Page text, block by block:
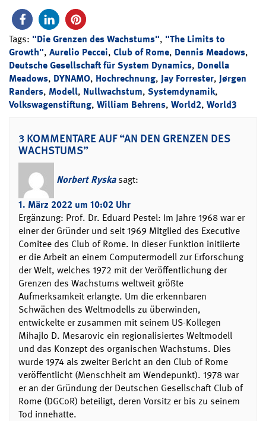
Tags: "Die Grenzen des Wachstums", "The Limits to
Growth", Aurelio Peccei, Club of Rome, Dennis Meadows,
Deutsche Gesellschaft für System Dynamics, Donella
Meadows, DYNAMO, Hochrechnung, Jay Forrester, Jørgen
Randers, Modell, Nullwachstum, Systemdynamik,
Volkswagenstiftung, William Behrens, World2, World3
3 KOMMENTARE AUF “AN DEN GRENZEN DES
WACHSTUMS”
Norbert Ryska sagt:
1. März 2022 um 10:02 Uhr
Ergänzung: Prof. Dr. Eduard Pestel: Im Jahre 1968 war er
einer der Gründer und seit 1969 Mitglied des Executive
Comitee des Club of Rome. In dieser Funktion initiierte
er die Arbeit an einem Computermodell zur Erforschung
der Welt, welches 1972 mit der Veröffentlichung der
Grenzen des Wachstums weltweit größte
Aufmerksamkeit erlangte. Um die erkennbaren
Schwächen des Weltmodells zu überwinden,
entwickelte er zusammen mit seinem US-Kollegen
Mihajlo D. Mesarovic ein regionalisiertes Weltmodell
und das Konzept des organischen Wachstums. Dies
wurde 1974 als zweiter Bericht an den Club of Rome
veröffentlicht (Menschheit am Wendepunkt). 1978 war
er an der Gründung der Deutschen Gesellschaft Club of
Rome (DGCoR) beteiligt, deren Vorsitz er bis zu seinem
Tod innehatte.